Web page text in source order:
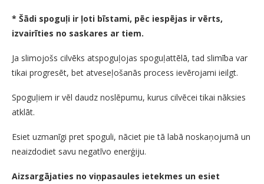
* Šādi spoguļi ir ļoti bīstami, pēc iespējas ir vērts,
izvairīties no saskares ar tiem.
Ja slimojošs cilvēks atspoguļojas spoguļattēlā, tad slimība var
tikai progresēt, bet atveseļošanās process ievērojami ieilgt.
Spoguļiem ir vēl daudz noslēpumu, kurus cilvēcei tikai nāksies
atklāt.
Esiet uzmanīgi pret spoguli, nāciet pie tā labā noskaņojumā un
neaizdodiet savu negatīvo enerģiju.
Aizsargājaties no viņpasaules ietekmes un esiet